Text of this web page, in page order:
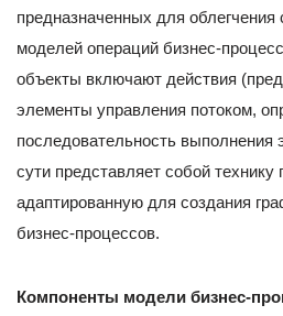
предназначенных для облегчения
моделей операций бизнес-
объекты включают действия
элементы управления потоком,
последовательность выполнения
сути представляет собой технику
адаптированную для создания
бизнес-процессов.
Компоненты модели бизнес-